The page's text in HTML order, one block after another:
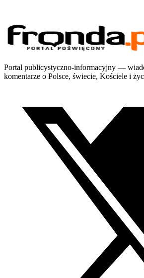
Portal publicystyczno-informacyjny —
komentarze o Polsce, świecie, Kościele i